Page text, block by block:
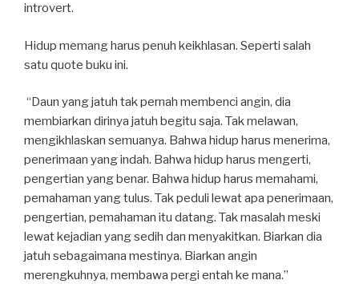
introvert.
Hidup memang harus penuh keikhlasan. Seperti salah
satu quote buku ini.
“Daun yang jatuh tak pernah membenci angin, dia
membiarkan dirinya jatuh begitu saja. Tak melawan,
mengikhlaskan semuanya. Bahwa hidup harus menerima,
penerimaan yang indah. Bahwa hidup harus mengerti,
pengertian yang benar. Bahwa hidup harus memahami,
pemahaman yang tulus. Tak peduli lewat apa penerimaan,
pengertian, pemahaman itu datang. Tak masalah meski
lewat kejadian yang sedih dan menyakitkan. Biarkan dia
jatuh sebagaimana mestinya. Biarkan angin
merengkuhnya, membawa pergi entah ke mana.”